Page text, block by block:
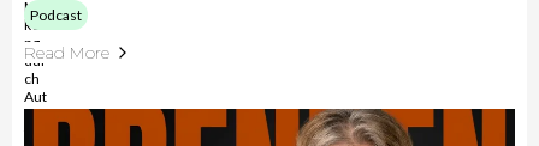
Podcast
Read More